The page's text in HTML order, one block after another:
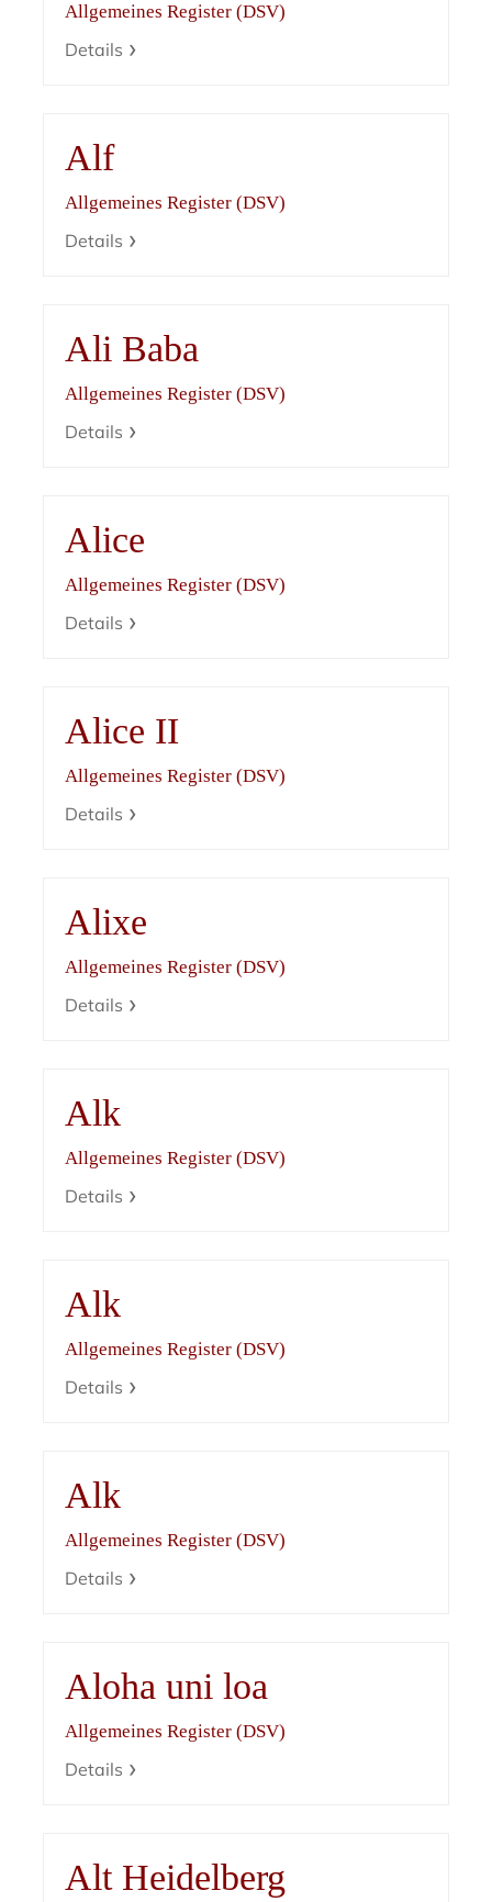
Allgemeines Register (DSV)
Details
Alf
Allgemeines Register (DSV)
Details
Ali Baba
Allgemeines Register (DSV)
Details
Alice
Allgemeines Register (DSV)
Details
Alice II
Allgemeines Register (DSV)
Details
Alixe
Allgemeines Register (DSV)
Details
Alk
Allgemeines Register (DSV)
Details
Alk
Allgemeines Register (DSV)
Details
Alk
Allgemeines Register (DSV)
Details
Aloha uni loa
Allgemeines Register (DSV)
Details
Alt Heidelberg